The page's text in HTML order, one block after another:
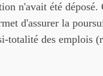
n'avait été déposé.
d'assurer la
totalité des emplois